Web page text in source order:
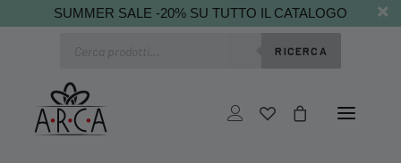
SUMMER SALE -20% SU TUTTO IL CATALOGO
RICERCA